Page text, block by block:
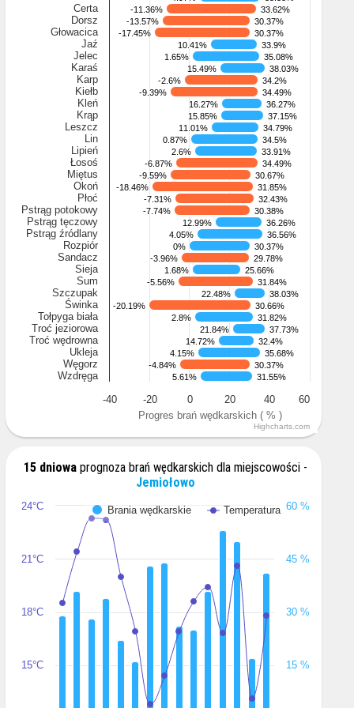
Progres brań wędkarskich ( % )
-11.36%
-11.36%
-13.57%
-13.57%
-17.45%
-17.45%
10.41%
10.41%
1.65%
1.65%
15.49%
15.49%
-2.6%
-2.6%
-9.39%
-9.39%
16.27%
16.27%
15.85%
15.85%
11.01%
11.01%
0.87%
0.87%
2.6%
2.6%
-6.87%
-6.87%
-9.59%
-9.59%
-18.46%
-18.46%
-7.31%
-7.31%
-7.74%
-7.74%
12.99%
12.99%
4.05%
4.05%
0%
0%
-3.96%
-3.96%
1.68%
1.68%
-5.56%
-5.56%
22.48%
22.48%
-20.19%
-20.19%
2.8%
2.8%
21.84%
21.84%
14.72%
14.72%
4.15%
4.15%
-4.84%
-4.84%
5.61%
5.61%
33.62%
33.62%
30.37%
30.37%
30.37%
30.37%
33.9%
33.9%
35.08%
35.08%
38.03%
38.03%
34.2%
34.2%
34.49%
34.49%
36.27%
36.27%
37.15%
37.15%
34.79%
34.79%
34.5%
34.5%
33.91%
33.91%
34.49%
34.49%
30.67%
30.67%
31.85%
31.85%
32.43%
32.43%
30.38%
30.38%
36.26%
36.26%
36.56%
36.56%
30.37%
30.37%
29.78%
29.78%
25.66%
25.66%
31.84%
31.84%
38.03%
38.03%
30.66%
30.66%
31.82%
31.82%
37.73%
37.73%
32.4%
32.4%
35.68%
35.68%
30.37%
30.37%
31.55%
31.55%
Certa
Dorsz
Głowacica
Jaź
Jelec
Karaś
Karp
Kiełb
Kleń
Krąp
Leszcz
Lin
Lipień
Łosoś
Miętus
Okoń
Płoć
Pstrąg potokowy
Pstrąg tęczowy
Pstrąg źródlany
Rozpiór
Sandacz
Sieja
Sum
Szczupak
Świnka
Tołpyga biała
Troć jeziorowa
Troć wędrowna
Ukleja
Węgorz
Wzdręga
-20
0 20 40
-40 60
Highcharts.com
15 dniowa prognoza brań wędkarskich dla miejscowości -
Jemiołowo
Brania wędkarskie Temperatura
15°C
18°C
21°C
24°C 60 %
15 %
30 %
45 %